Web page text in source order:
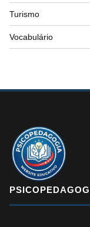
Turismo
Vocabulário